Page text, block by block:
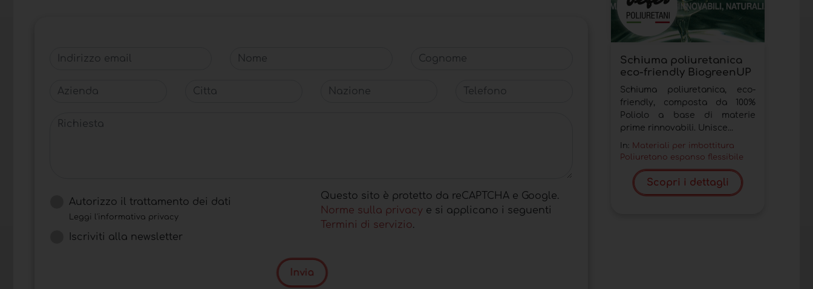
Indirizzo email Nome Cognome
Azienda Citta Nazione Telefono
Richiesta
Autorizzo il trattamento dei dati
Leggi l'informativa privacy
Iscriviti alla newsletter
Questo sito è protetto da reCAPTCHA e Google.
Norme sulla privacy e si applicano i seguenti
Termini di servizio.
Invia
Schiuma poliuretanica
eco-friendly BiogreenUP
Schiuma poliuretanica, eco-
friendly, composta da 100%
Poliolo a base di materie
prime rinnovabili. Unisce...
In: Materiali per imbottitura
Poliuretano espanso flessibile
Scopri i dettagli